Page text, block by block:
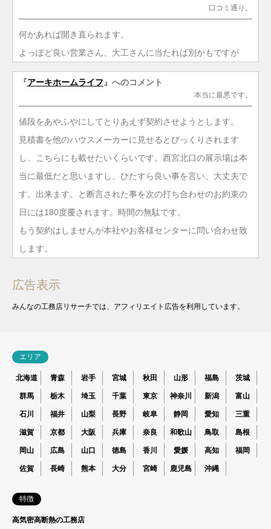
口コミ通り。
何かあれば開き直られます。
よっぽど良い営業さん、大工さんに当たれば別かもですが
『アーキホームライフ』へのコメント
本当に最悪です。
値段をあやふやにしてとりあえず契約させようとします。
見積書を他のハウスメーカーに見せるとびっくりされます
し、こちらにも載せたいくらいです。西宮北口の展示場は本
当に最低だと思いますし、ひたすら良い事を言い、大丈夫で
す。出来ます。と断言された事を次の打ち合わせのお約束の
日には180度覆されます。時間の無駄です。
もう契約はしませんが本社やお客様センターに問い合わせ致
します。
広告表示
みんなの工務店リサーチでは、アフィリエイト広告を利用しています。
エリア
北海道 青森 岩手 宮城 秋田 山形 福島 茨城
群馬 栃木 埼玉 千葉 東京 神奈川 新潟 富山
石川 福井 山梨 長野 岐阜 静岡 愛知 三重
滋賀 京都 大阪 兵庫 奈良 和歌山 鳥取 島根
岡山 広島 山口 徳島 香川 愛媛 高知 福岡
佐賀 長崎 熊本 大分 宮崎 鹿児島 沖縄
特徴
高気密高断熱の工務店